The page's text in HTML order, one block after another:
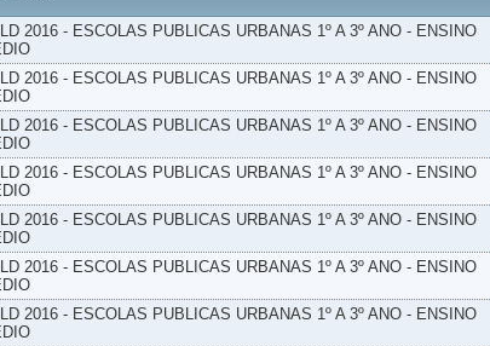
2016 - ESCOLAS PUBLICAS URBANAS 1º A 3º ANO - ENSINO
2016 - ESCOLAS PUBLICAS URBANAS 1º A 3º ANO - ENSINO
2016 - ESCOLAS PUBLICAS URBANAS 1º A 3º ANO - ENSINO
2016 - ESCOLAS PUBLICAS URBANAS 1º A 3º ANO - ENSINO
2016 - ESCOLAS PUBLICAS URBANAS 1º A 3º ANO - ENSINO
2016 - ESCOLAS PUBLICAS URBANAS 1º A 3º ANO - ENSINO
2016 - ESCOLAS PUBLICAS URBANAS 1º A 3º ANO - ENSINO